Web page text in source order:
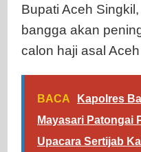
Bupati Aceh
bangga akan
calon haji asal
BACA
Kapolres
Mayasari Patongai
Upacara Sertijab